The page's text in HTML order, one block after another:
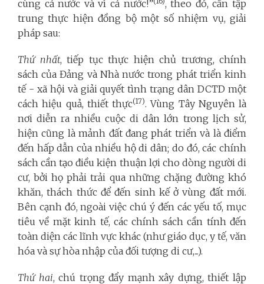
cùng cả nước và vì cả nước!”
, theo đó, cần tập
trung thực hiện đồng bộ một số nhiệm vụ, giải
pháp sau:
Thứ nhất, tiếp tục thực hiện chủ trương, chính
sách của Đảng và Nhà nước trong phát triển kinh
tế - xã hội và giải quyết tình trạng dân DCTD một
cách hiệu quả, thiết thực(17). Vùng Tây Nguyên là
nơi diễn ra nhiều cuộc di dân lớn trong lịch sử,
hiện cũng là mảnh đất đang phát triển và là điểm
đến hấp dẫn của nhiều hộ di dân; do đó, các chính
sách cần tạo điều kiện thuận lợi cho dòng người di
cư, bởi họ phải trải qua những chặng đường khó
khăn, thách thức để đến sinh kế ở vùng đất mới.
Bên cạnh đó, ngoài việc chú ý đến các yếu tố, mục
tiêu về mặt kinh tế, các chính sách cần tính đến
toàn diện các lĩnh vực khác (như giáo dục, y tế, văn
hóa và sự hòa nhập của đối tượng di cư,...).
Thứ hai, chú trọng đẩy mạnh xây dựng, thiết lập